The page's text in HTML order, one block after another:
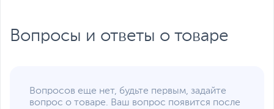
Вопросы и ответы о товаре
Вопросов еще нет, будьте первым, задайте
вопрос о товаре. Ваш вопрос появится после